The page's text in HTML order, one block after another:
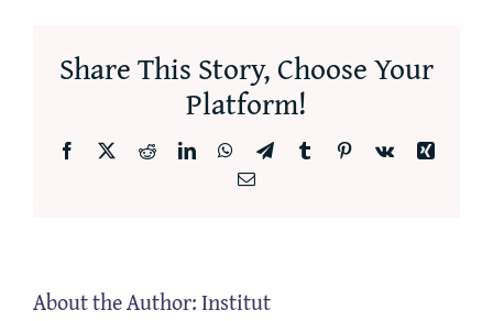
Share This Story, Choose Your
Platform!
Facebook RedditLinkedInWhatsApp
TelegramTumblr Pinterest
Vk
Xing
Email
About the Author:Institut